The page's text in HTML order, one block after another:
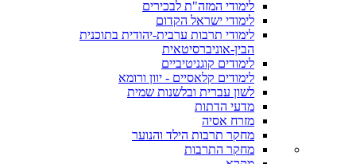
לימודי המזה"ת לבכירים
לימודי ישראל הקדום
לימודי תרבות ערבית-יהודית בתוכנית
הבין-אוניברסיטאית
לימודים קוגניטיביים
לימודים קלאסיים - יוון ורומא
לשון עברית ובלשנות שמית
מדעי הדתות
מזרח אסיה
מחקר תרבות הילד והנוער
מחקר התרבות